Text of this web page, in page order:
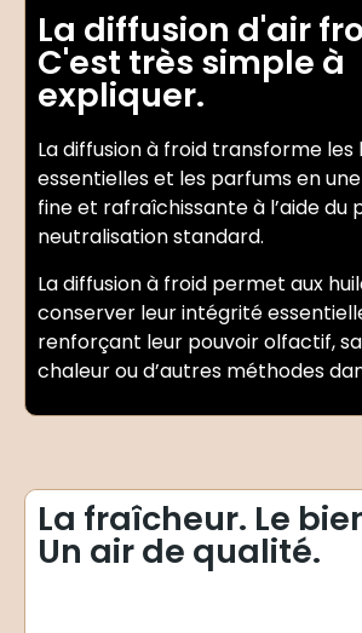
La diffusion d'air
C'est très simple à
expliquer.
La diffusion à froid transforme les
essentielles et les parfums en
fine et rafraîchissante à l’aide du
neutralisation standard.
La diffusion à froid permet aux
conserver leur intégrité
renforçant leur pouvoir olfactif,
chaleur ou d’autres méthodes
La fraîcheur. Le
Un air de qualité.